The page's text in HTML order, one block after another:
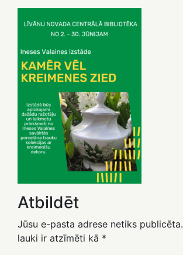
Atbildēt
Jūsu e-pasta adrese netiks publicēta.
lauki ir atzīmēti kā *